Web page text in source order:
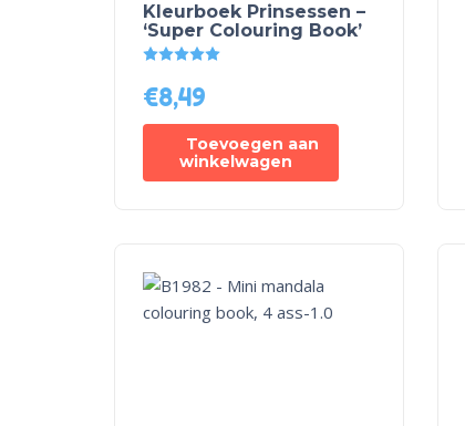
Kleurboek Prinsessen –
‘Super Colouring Book’
€8,49
Toevoegen aan
winkelwagen